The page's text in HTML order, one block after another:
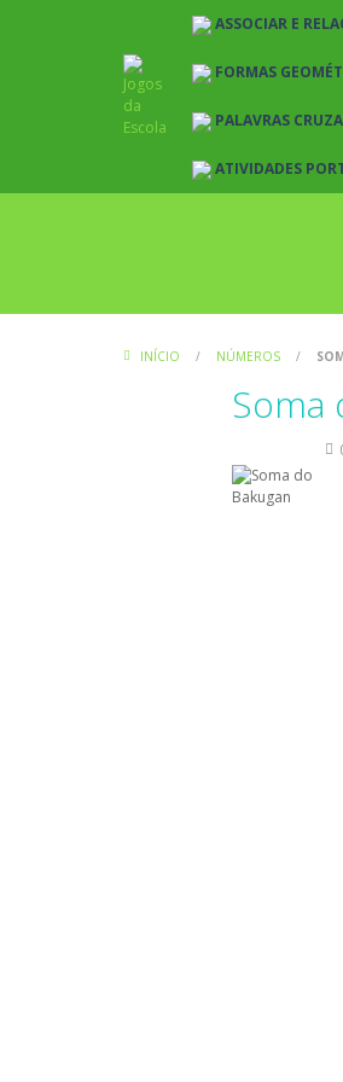
ASSOCIAR E
FORMAS
PALAVRAS
ATIVIDADES
INÍCIO / NÚMEROS /
Soma